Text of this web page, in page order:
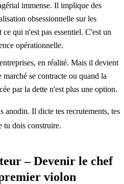
immense. Il implique des
obsessionnelle sur les
qui n'est pas essentiel. C'est un
opérationnelle.
en réalité. Mais il devient
se contracte ou quand la
par la dette n'est plus une option.
anodin. Il dicte tes recrutements, tes
tu dois construire.
– Devenir le chef
violon